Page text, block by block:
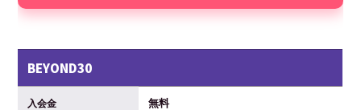
BEYOND30
入会金 無料